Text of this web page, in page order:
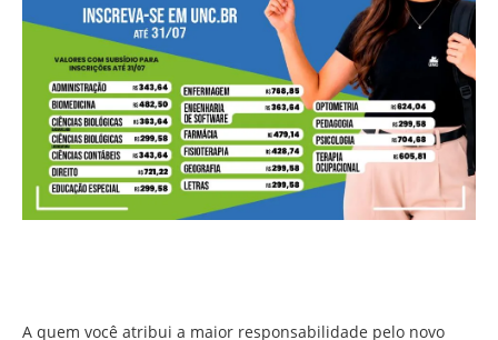
A quem você atribui a maior responsabilidade pelo novo